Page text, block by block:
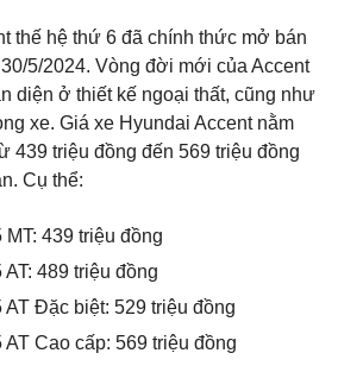
thế hệ thứ 6 đã chính thức mở bán
5/2024. Vòng đời mới của Accent
diện ở thiết kế ngoại thất, cũng như
xe. Giá xe Hyundai Accent nằm
439 triệu đồng đến 569 triệu đồng
Cụ thể:
MT: 439 triệu đồng
AT: 489 triệu đồng
AT Đặc biệt: 529 triệu đồng
AT Cao cấp: 569 triệu đồng